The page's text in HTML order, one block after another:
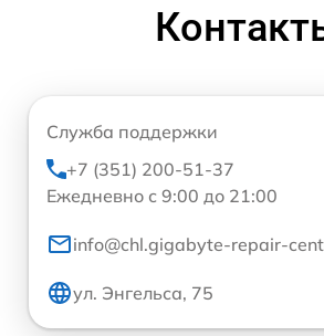
Служба поддержки
+7 (351) 200-51-37
Ежедневно с 9:00 до 21:00
info@chl.gigabyte-repair-
ул. Энгельса, 75